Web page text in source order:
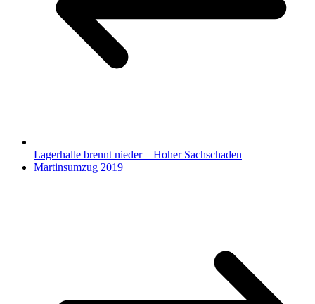
Lagerhalle brennt nieder – Hoher Sachschaden
Martinsumzug 2019